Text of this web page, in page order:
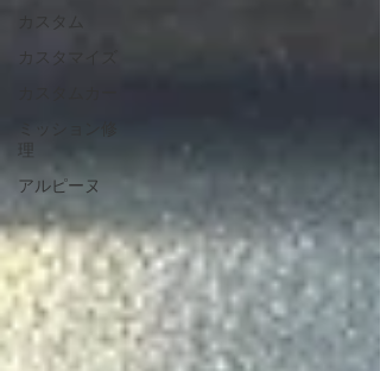
カスタム
カスタマイズ
理
アルピーヌ